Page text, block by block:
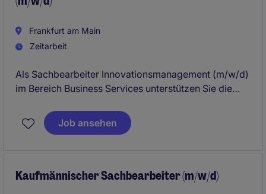
Frankfurt am Main
Zeitarbeit
Als Sachbearbeiter Innovationsmanagement (m/w/d)
im Bereich Business Services unterstützen Sie die
sind verantwortlich für die Organisation und
Verwaltung von Prozessen, um die Effizienz und den
Job ansehen
Kaufmännischer Sachbearbeiter (m/w/d)